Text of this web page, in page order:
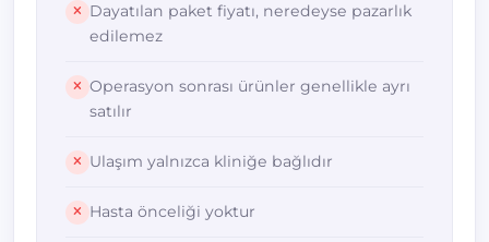
Dayatılan paket fiyatı, neredeyse pazarlık
edilemez
Operasyon sonrası ürünler genellikle ayrı
satılır
Ulaşım yalnızca kliniğe bağlıdır
Hasta önceliği yoktur